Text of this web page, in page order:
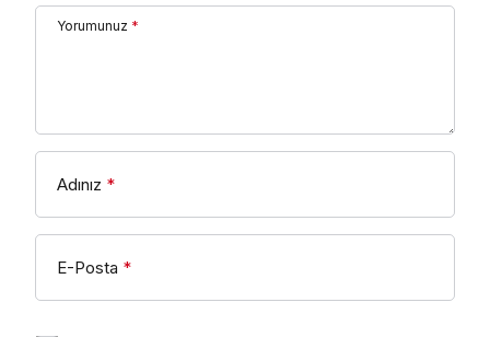
Yorumunuz *
Adınız *
E-Posta *